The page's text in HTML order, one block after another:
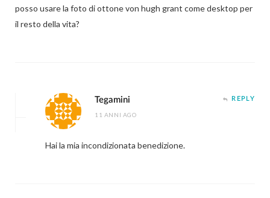
posso usare la foto di ottone von hugh grant come desktop per
il resto della vita?
Tegamini
11 ANNI AGO
REPLY
Hai la mia incondizionata benedizione.